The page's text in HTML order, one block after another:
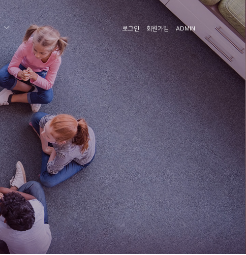
로그인 회원가입 ADMIN